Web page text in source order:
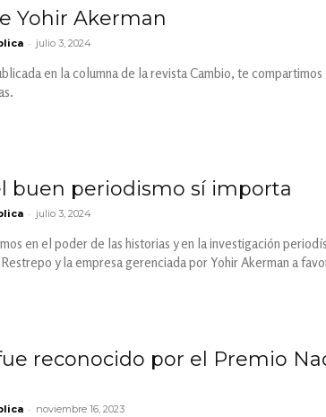
Yohir Akerman
- julio 3, 2024
en la columna de la revista Cambio, te
buen periodismo sí importa
- julio 3, 2024
en el poder de las historias y en la investigación
y la empresa gerenciada por Yohir Akerman a
fue reconocido por el Premio
- noviembre 16, 2023